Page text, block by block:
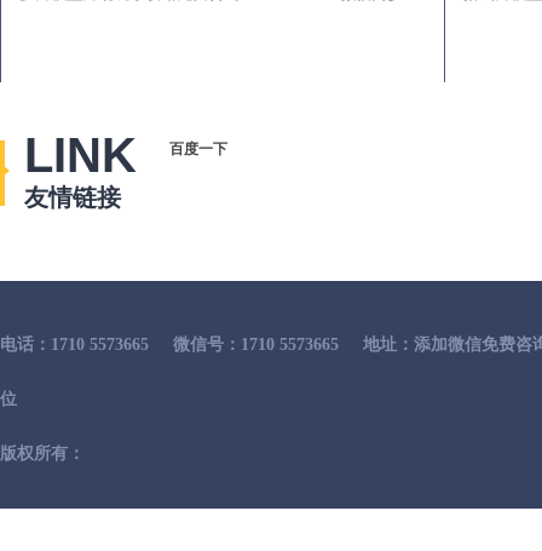
LINK
友情链接
百度一下
电话：1710 5573665 微信号：1710 5573665 地址：添加微信免费咨
位
版权所有：